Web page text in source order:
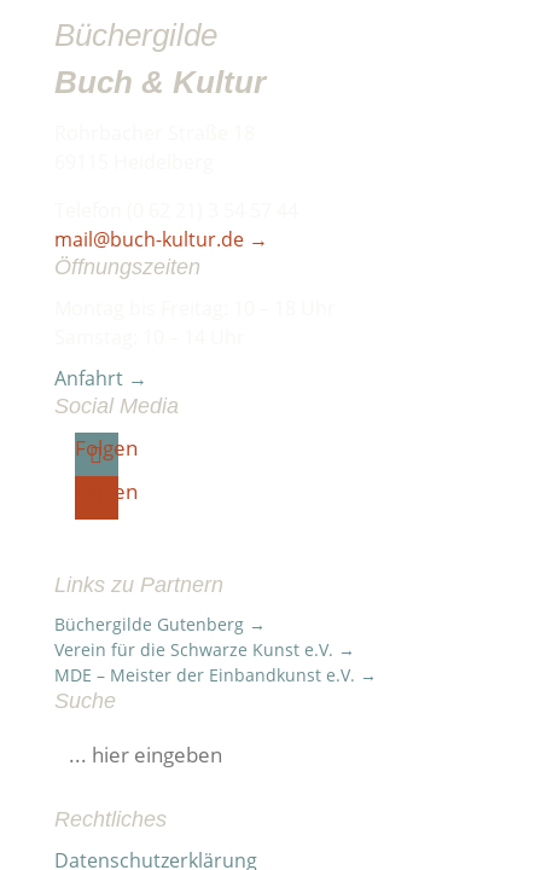
Büchergilde
Buch & Kultur
mail@buch-kultur.de→
Öffnungszeiten
Anfahrt →
Social Media
Folgen
Folgen
Links zu Partnern
Büchergilde Gutenberg →
Verein für die Schwarze Kunst e.V. →
MDE – Meister der Einbandkunst e.V. →
Suche
Suchen
Rechtliches
Datenschutzerklärung